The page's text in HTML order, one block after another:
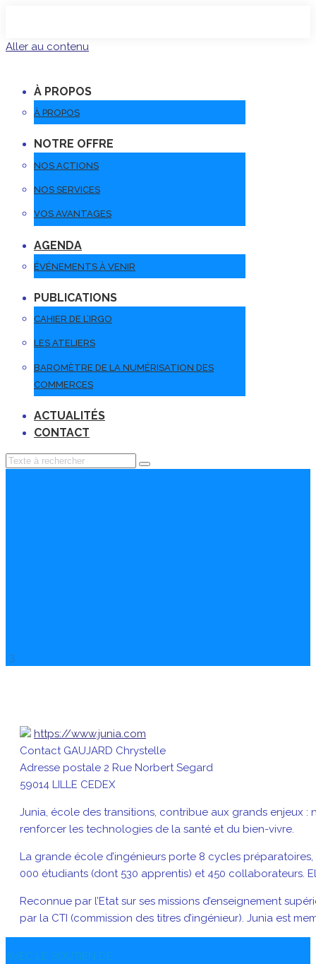
Aller au contenu
À PROPOS
À PROPOS
NOTRE OFFRE
NOS ACTIONS
NOS SERVICES
VOS AVANTAGES
AGENDA
ÉVÉNEMENTS À VENIR
PUBLICATIONS
CAHIER DE L’IRGO
LES ATELIERS
BAROMÈTRE DE LA NUMÉRISATION DES
COMMERCES
ACTUALITÉS
CONTACT
https://www.junia.com
ContactGAUJARD Chrystelle
Adresse postale 2 Rue Norbert Segard
59014 LILLE CEDEX
Junia, école des transitions, contribue aux grands enjeux
renforcer les technologies de la santé et du bien-vivre.
La grande école d’ingénieurs porte 8 cycles
000 étudiants (dont 530 apprentis) et 450 collaborateurs.
Reconnue par l’Etat sur ses missions d’enseignement
par la CTI (commission des titres d’ingénieur). Junia est
AVEC LE SOUTIEN DE